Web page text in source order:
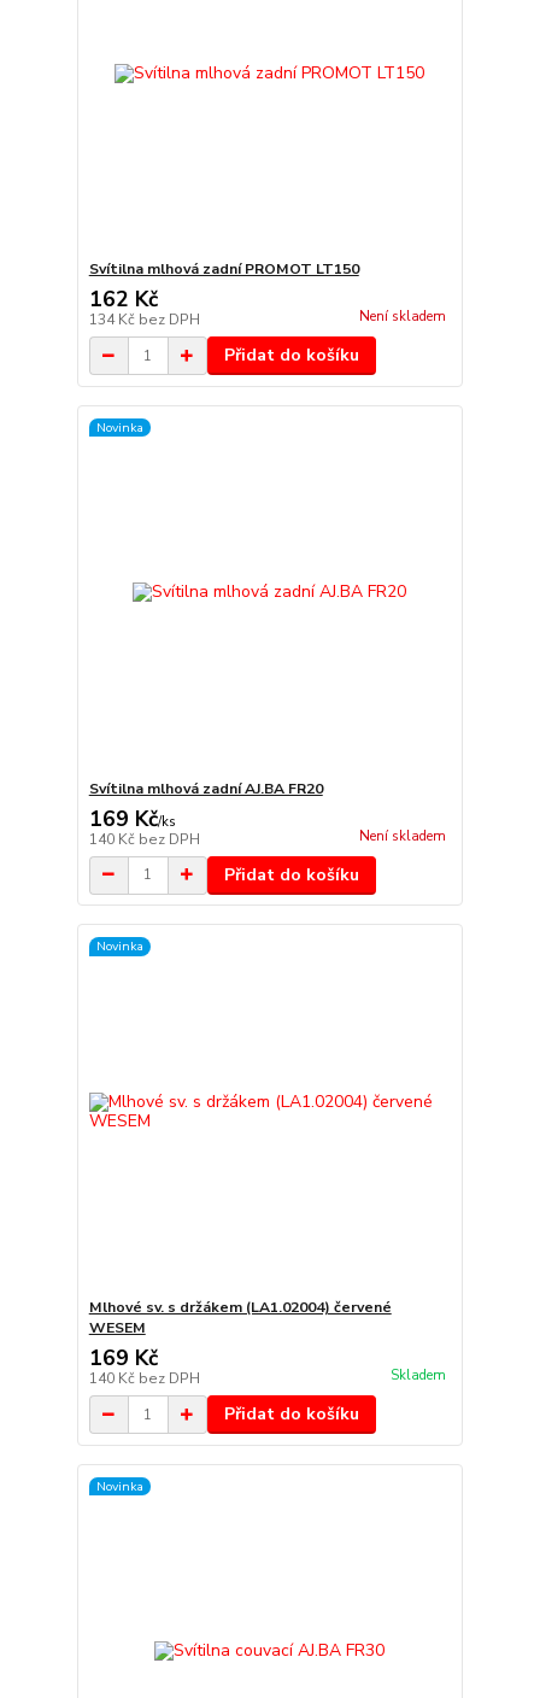
Svítilna mlhová zadní PROMOT LT150
162 Kč
134 Kč bez DPH Není skladem
Přidat do košíku
Novinka
Svítilna mlhová zadní AJ.BA FR20
169 Kč/ks
140 Kč bez DPH Není skladem
Přidat do košíku
Novinka
Mlhové sv. s držákem (LA1.02004) červené
WESEM
169 Kč
140 Kč bez DPH Skladem
Přidat do košíku
Novinka